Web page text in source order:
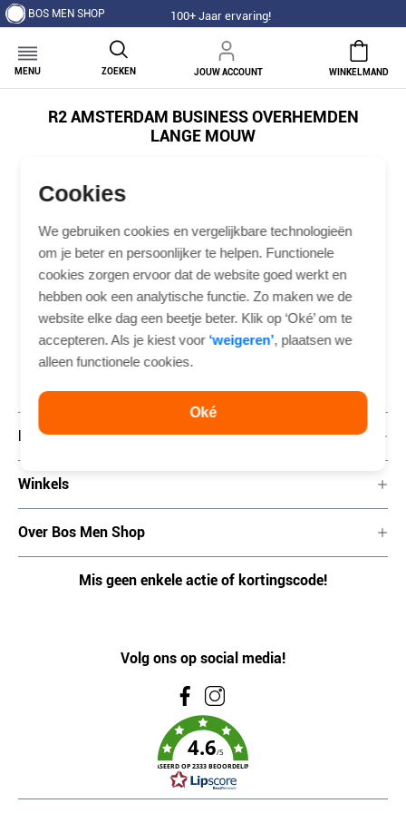
Cookies
We gebruiken cookies en vergelijkbare technologieën
om je beter en persoonlijker te helpen. Functionele
cookies zorgen ervoor dat de website goed werkt en
hebben ook een analytische functie. Zo maken we de
website elke dag een beetje beter. Klik op ‘Oké’ om te
accepteren. Als je kiest voor ‘weigeren’, plaatsen we
alleen functionele cookies.
Oké
BOS MEN SHOP 100+ Jaar ervaring!
MENU ZOEKEN JOUW ACCOUNT WINKELMAND
R2 AMSTERDAM BUSINESS OVERHEMDEN
LANGE MOUW
Geen producten gevonden.
R2 Amsterdam business
overhemd lange mouw
Klantenservice
Winkels
Over Bos Men Shop
Mis geen enkele actie of kortingscode!
Volg ons op social media!
4.6/5
GEBASEERD OP 2333 BEOORDELINGEN